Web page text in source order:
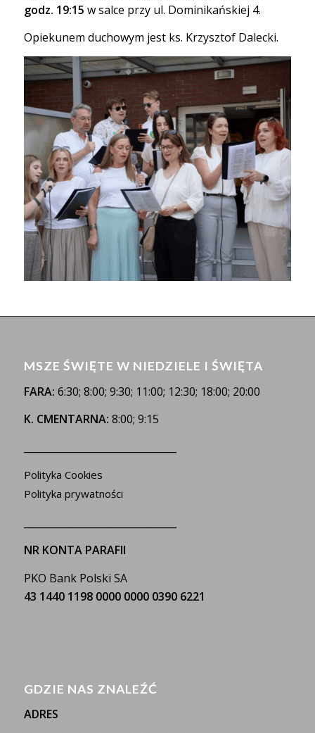
godz. 19:15 w salce przy ul. Dominikańskiej 4.
Opiekunem duchowym jest ks. Krzysztof Dalecki.
MSZE ŚWIĘTE W NIEDZIELE I ŚWIĘTA
FARA: 6:30; 8:00; 9:30; 11:00; 12:30; 18:00; 20:00
K. CMENTARNA: 8:00; 9:15
Polityka Cookies
Polityka prywatności
NR KONTA PARAFII
PKO Bank Polski SA
43 1440 1198 0000 0000 0390 6221
GDZIE NAS ZNALEŹĆ
ADRES